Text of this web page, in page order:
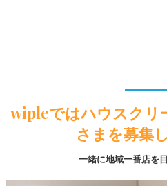
wipleではハウスクリ
さまを募集
一緒に地域一番店を